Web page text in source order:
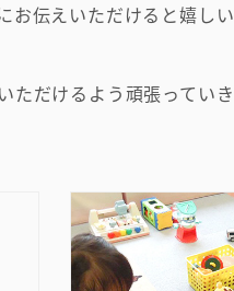
お伝えいただけると嬉しい
ただけるよう頑張っていき